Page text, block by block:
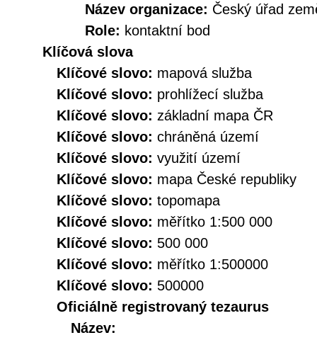
Název organizace: Český úřad
Role: kontaktní bod
Klíčová slova
Klíčové slovo: mapová služba
Klíčové slovo: prohlížecí služba
Klíčové slovo: základní mapa ČR
Klíčové slovo: chráněná území
Klíčové slovo: využití území
Klíčové slovo: mapa České republiky
Klíčové slovo: topomapa
Klíčové slovo: měřítko 1:500 000
Klíčové slovo: 500 000
Klíčové slovo: měřítko 1:500000
Klíčové slovo: 500000
Oficiálně registrovaný tezaurus
Název: